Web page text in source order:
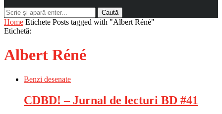
Caută
Home Etichete Posts tagged with "Albert Réné"
Etichetă:
Albert Réné
Benzi desenate
CDBD! – Jurnal de lecturi BD #41